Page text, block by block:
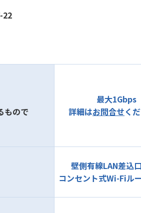
22
もので
最大1Gbps
詳細はお問合せく
壁側有線LAN差込
コンセント式Wi-Fiル